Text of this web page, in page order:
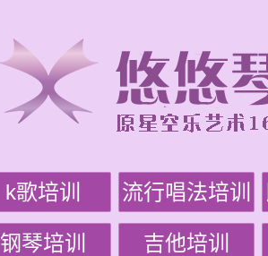
k歌培训 流行唱法培训
钢琴培训 吉他培训